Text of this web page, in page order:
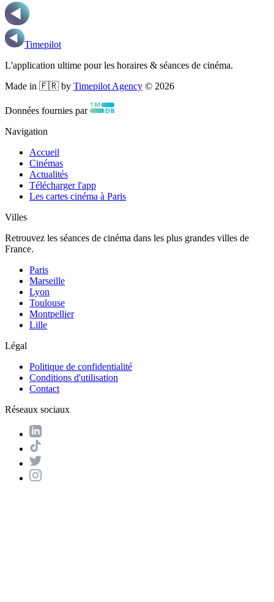
Timepilot
L'application ultime pour les horaires & séances de cinéma.
Made in 🇫🇷 by Timepilot Agency © 2026
Données fournies par
Navigation
Accueil
Cinémas
Actualités
Télécharger l'app
Les cartes cinéma à Paris
Villes
Retrouvez les séances de cinéma dans les plus grandes villes de
France.
Paris
Marseille
Lyon
Toulouse
Montpellier
Lille
Légal
Politique de confidentialité
Conditions d'utilisation
Contact
Réseaux sociaux